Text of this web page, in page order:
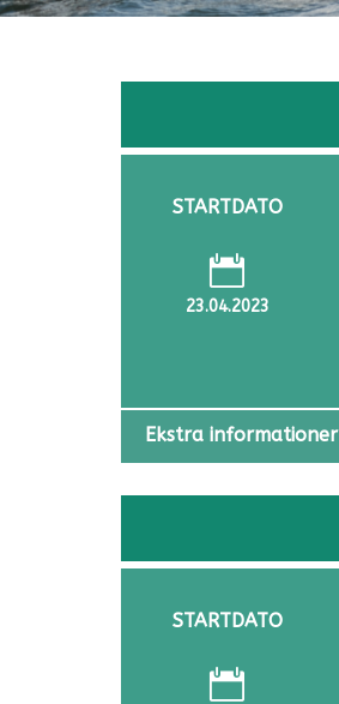
STARTDATO

23.04.2023
Ekstra informationer
STARTDATO
